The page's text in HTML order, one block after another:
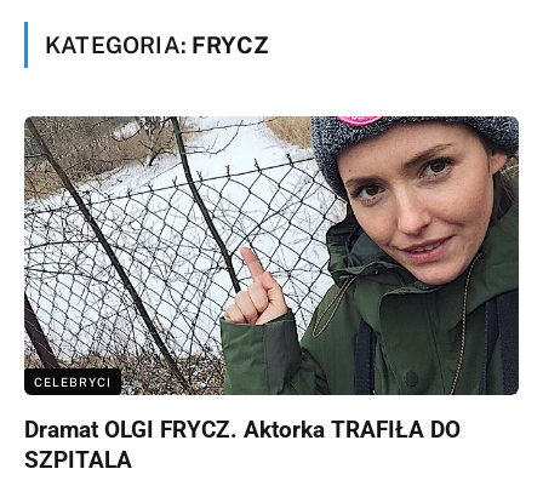
KATEGORIA: FRYCZ
CELEBRYCI
Dramat OLGI FRYCZ. Aktorka TRAFIŁA DO
SZPITALA